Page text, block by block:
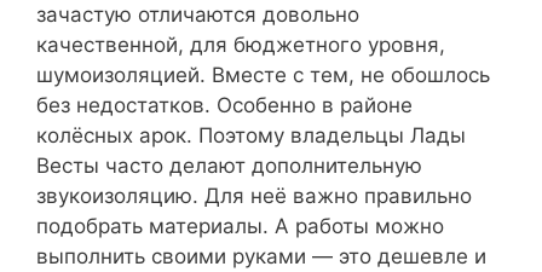
зачастую отличаются довольно
качественной, для бюджетного уровня,
шумоизоляцией. Вместе с тем, не обошлось
без недостатков. Особенно в районе
колёсных арок. Поэтому владельцы Лады
Весты часто делают дополнительную
звукоизоляцию. Для неё важно правильно
подобрать материалы. А работы можно
выполнить своими руками — это дешевле и